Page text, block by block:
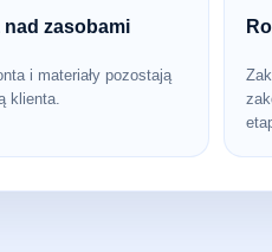
nad zasobami
i materiały pozostają
klienta.